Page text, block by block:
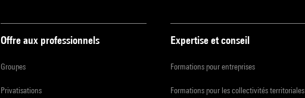
Offre aux professionnels
Groupes
Privatisations
Expertise et conseil
Formations pour entreprises
Formations pour les collectivités territoriales